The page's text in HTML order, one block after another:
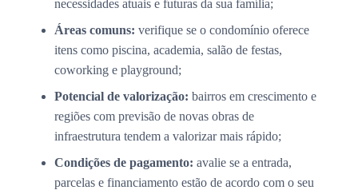
necessidades atuais e futuras da sua família;
Áreas comuns: verifique se o condomínio oferece
itens como piscina, academia, salão de festas,
coworking e playground;
Potencial de valorização: bairros em crescimento e
regiões com previsão de novas obras de
infraestrutura tendem a valorizar mais rápido;
Condições de pagamento: avalie se a entrada,
parcelas e financiamento estão de acordo com o seu